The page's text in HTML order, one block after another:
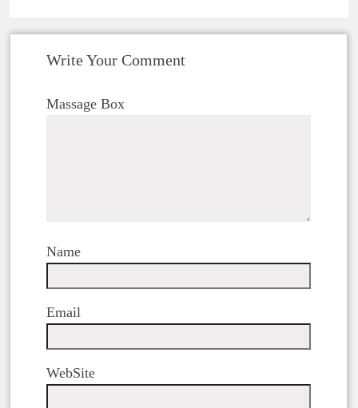
Write Your Comment
Massage Box
Name
Email
WebSite